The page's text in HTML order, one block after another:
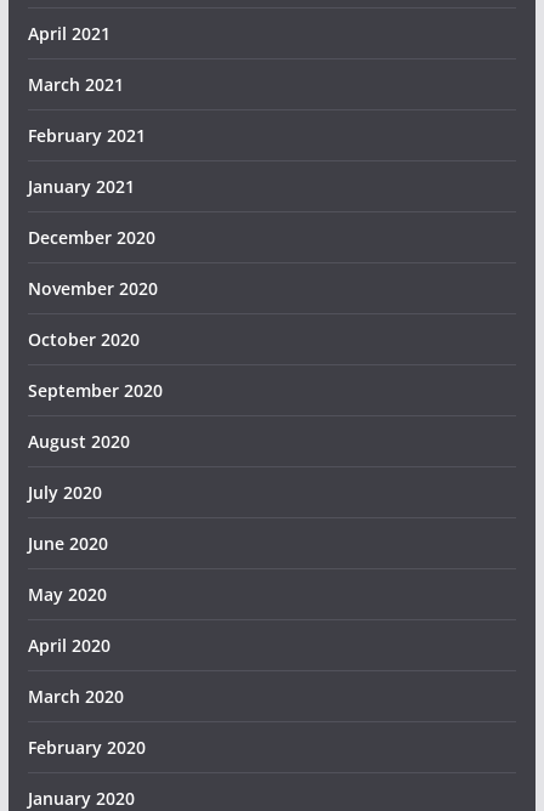
April 2021
March 2021
February 2021
January 2021
December 2020
November 2020
October 2020
September 2020
August 2020
July 2020
June 2020
May 2020
April 2020
March 2020
February 2020
January 2020